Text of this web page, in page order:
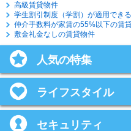
高級賃貸物件
学生割引制度（学割）が適用でき
仲介手数料が家賃の55%以下の賃
敷金礼金なしの賃貸物件
人気の特集
ライフスタイル
セキュリティ